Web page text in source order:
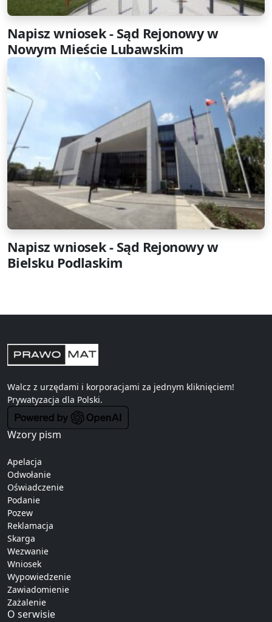
Napisz wniosek - Sąd Rejonowy w
Nowym Mieście Lubawskim
Napisz wniosek - Sąd Rejonowy w
Bielsku Podlaskim
Walcz z urzędami i korporacjami za jednym kliknięciem!
Prywatyzacja dla Polski.
Wzory pism
Apelacja
Odwołanie
Oświadczenie
Podanie
Pozew
Reklamacja
Skarga
Wezwanie
Wniosek
Wypowiedzenie
Zawiadomienie
Zażalenie
O serwisie